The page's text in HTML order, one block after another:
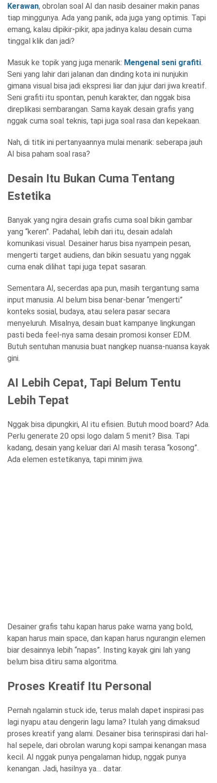
Kerawan, obrolan soal AI dan nasib desainer makin panas
tiap minggunya. Ada yang panik, ada juga yang optimis. Tapi
emang, kalau dipikir-pikir, apa jadinya kalau desain cuma
tinggal klik dan jadi?
Masuk ke topik yang juga menarik: Mengenal seni grafiti.
Seni yang lahir dari jalanan dan dinding kota ini nunjukin
gimana visual bisa jadi ekspresi liar dan jujur dari jiwa kreatif.
Seni grafiti itu spontan, penuh karakter, dan nggak bisa
direplikasi sembarangan. Sama kayak desain grafis yang
nggak cuma soal teknis, tapi juga soal rasa dan kepekaan.
Nah, di titik ini pertanyaannya mulai menarik: seberapa jauh
AI bisa paham soal rasa?
Desain Itu Bukan Cuma Tentang
Estetika
Banyak yang ngira desain grafis cuma soal bikin gambar
yang “keren”. Padahal, lebih dari itu, desain adalah
komunikasi visual. Desainer harus bisa nyampein pesan,
mengerti target audiens, dan bikin sesuatu yang nggak
cuma enak dilihat tapi juga tepat sasaran.
Sementara AI, secerdas apa pun, masih tergantung sama
input manusia. AI belum bisa benar-benar “mengerti”
konteks sosial, budaya, atau selera pasar secara
menyeluruh. Misalnya, desain buat kampanye lingkungan
pasti beda feel-nya sama desain promosi konser EDM.
Butuh sentuhan manusia buat nangkep nuansa-nuansa kayak
gini.
AI Lebih Cepat, Tapi Belum Tentu
Lebih Tepat
Nggak bisa dipungkiri, AI itu efisien. Butuh mood board? Ada.
Perlu generate 20 opsi logo dalam 5 menit? Bisa. Tapi
kadang, desain yang keluar dari AI masih terasa “kosong”.
Ada elemen estetikanya, tapi minim jiwa.
Desainer grafis tahu kapan harus pake warna yang bold,
kapan harus main space, dan kapan harus ngurangin elemen
biar desainnya lebih “napas”. Insting kayak gini lah yang
belum bisa ditiru sama algoritma.
Proses Kreatif Itu Personal
Pernah ngalamin stuck ide, terus malah dapet inspirasi pas
lagi nyapu atau dengerin lagu lama? Itulah yang dimaksud
proses kreatif yang alami. Desainer bisa terinspirasi dari hal-
hal sepele, dari obrolan warung kopi sampai kenangan masa
kecil. AI nggak punya pengalaman hidup, nggak punya
kenangan. Jadi, hasilnya ya… datar.